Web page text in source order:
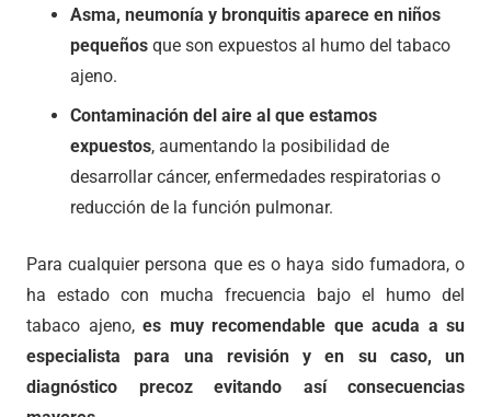
Asma, neumonía y bronquitis aparece en niños
pequeños que son expuestos al humo del tabaco
ajeno.
Contaminación del aire al que estamos
expuestos, aumentando la posibilidad de
desarrollar cáncer, enfermedades respiratorias o
reducción de la función pulmonar.
Para cualquier persona que es o haya sido fumadora, o
ha estado con mucha frecuencia bajo el humo del
tabaco ajeno, es muy recomendable que acuda a su
especialista para una revisión y en su caso, un
diagnóstico precoz evitando así consecuencias